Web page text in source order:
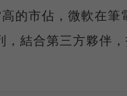
的市佔，微軟在筆
結合第三方夥伴